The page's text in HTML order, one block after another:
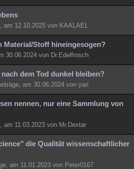
am 12.10.2025 von KAALAEL
Material/Stoff hineingesogen?
30.06.2024 von Dr.Edelfrosch
dem Tod dunkel bleiben?
am 30.06.2024 von yari
nennen, nur eine Sammlung von
am 11.03.2023 von Mr.Dextar
die Qualität wissenschaftlicher
am 11.01.2023 von Peter0167